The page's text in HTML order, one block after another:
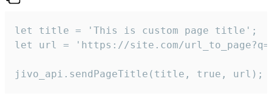
let title = 'This is custom page title';
let url = 'https://site.com/
jivo_api.sendPageTitle(title, true, url);